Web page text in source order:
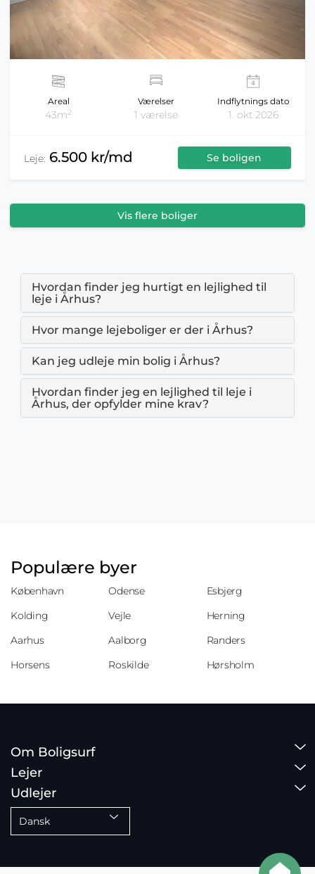
Areal
43m2
Værelser
1 værelse
Indflytnings dato
1. okt 2026
Leje: 6.500 kr/md Se boligen
Vis flere boliger
Hvordan finder jeg hurtigt en lejlighed til
leje i Århus?
Hvor mange lejeboliger er der i Århus?
Kan jeg udleje min bolig i Århus?
Hvordan finder jeg en lejlighed til leje i
Århus, der opfylder mine krav?
Populære byer
København Odense
Esbjerg
Kolding
Vejle
Herning
Aarhus
Aalborg
Randers
Horsens
Roskilde Hørsholm
Om Boligsurf
Lejer
Udlejer